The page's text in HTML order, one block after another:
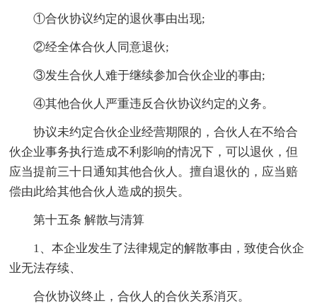
①合伙协议约定的退伙事由出现;
②经全体合伙人同意退伙;
③发生合伙人难于继续参加合伙企业的事由;
④其他合伙人严重违反合伙协议约定的义务。
协议未约定合伙企业经营期限的，合伙人在不给合
伙企业事务执行造成不利影响的情况下，可以退伙，但
应当提前三十日通知其他合伙人。擅自退伙的，应当赔
偿由此给其他合伙人造成的损失。
第十五条 解散与清算
1、本企业发生了法律规定的解散事由，致使合伙企
业无法存续、
合伙协议终止，合伙人的合伙关系消灭。